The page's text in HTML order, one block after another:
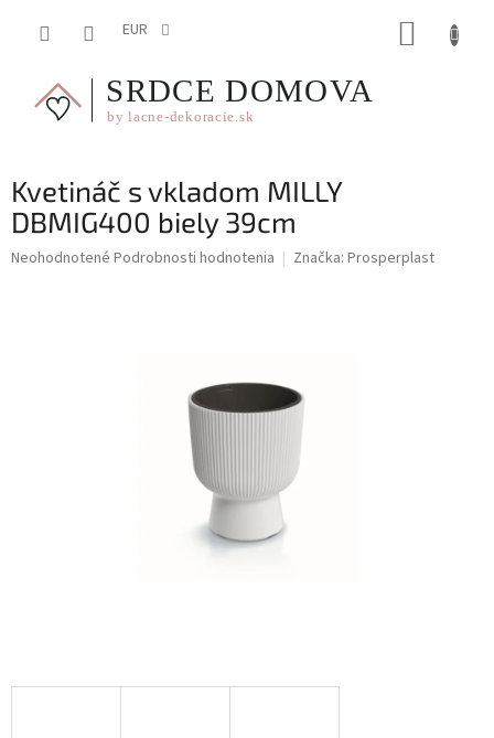
EUR
Kvetináč s vkladom MILLY
DBMIG400 biely 39cm
Priemerné
Neohodnotené Podrobnosti hodnotenia Značka: Prosperplast